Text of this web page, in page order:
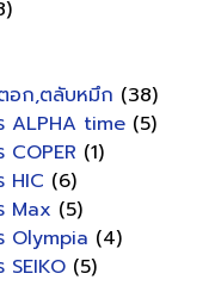
อก,ตลับหมึก (38)
ALPHA time (5)
(1)
HIC (6)
Max (5)
Olympia (4)
SEIKO (5)